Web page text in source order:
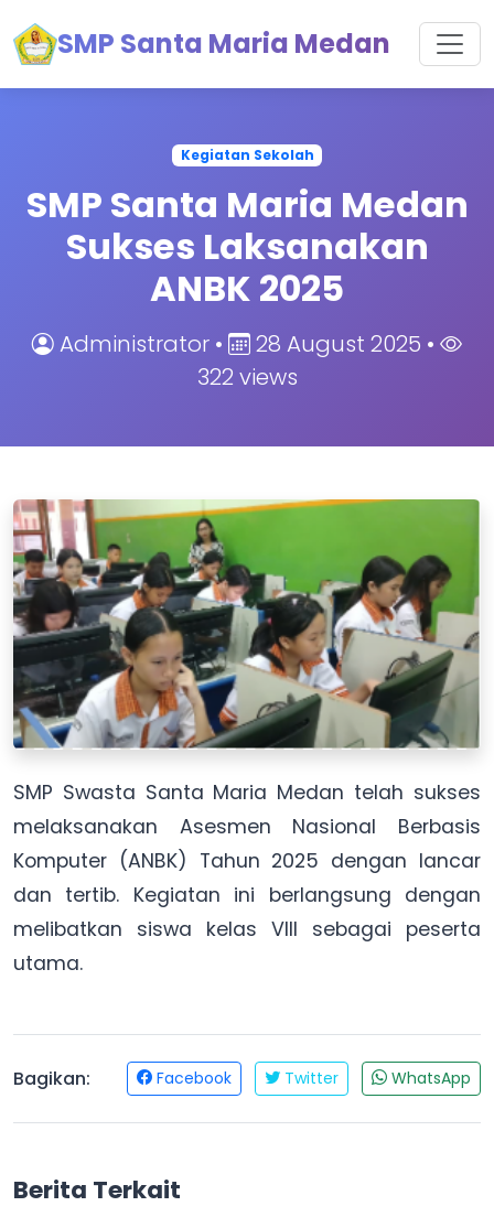
SMP Santa Maria Medan
Kegiatan Sekolah
SMP Santa Maria Medan
Sukses Laksanakan
ANBK 2025
Administrator •
28 August 2025 •
322 views
SMP Swasta Santa Maria Medan telah sukses
melaksanakan Asesmen Nasional Berbasis
Komputer (ANBK) Tahun 2025 dengan lancar
dan tertib. Kegiatan ini berlangsung dengan
melibatkan siswa kelas VIII sebagai peserta
utama.
Bagikan: Facebook Twitter WhatsApp
Berita Terkait